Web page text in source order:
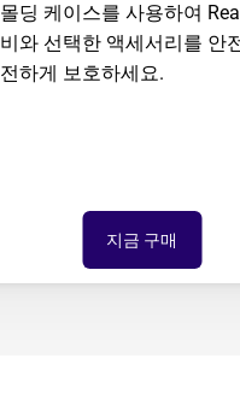
몰딩 케이스를 사용하여
비와 선택한 액세서리를 안
전하게 보호하세요.
지금 구매